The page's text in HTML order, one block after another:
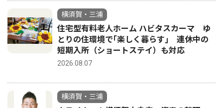
横須賀・三浦
住宅型有料老人ホーム ハビタスカーマ ゆ
とりの住環境で｢楽しく暮らす｣ 連休中の
短期入所（ショートステイ）も対応
2026.08.07
横須賀・三浦